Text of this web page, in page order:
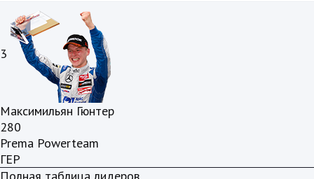
3
Максимильян Гюнтер
280
Prema Powerteam
ГЕР